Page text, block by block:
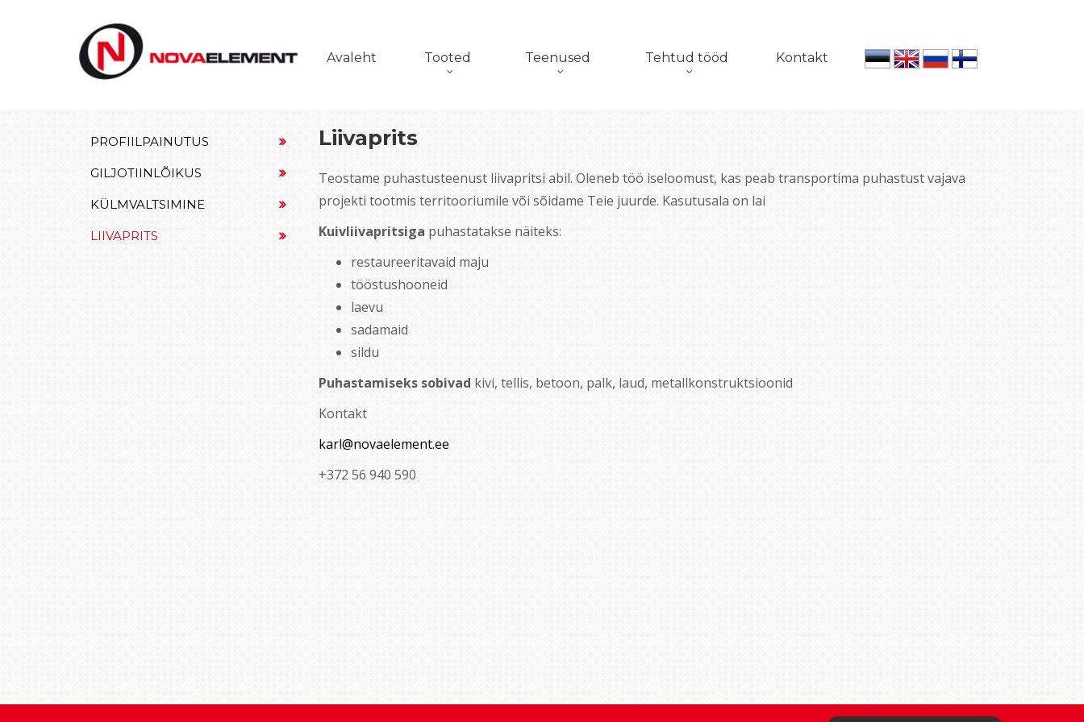
Avaleht Tooted Teenused Tehtud tööd Kontakt
Liivaprits
Teostame puhastusteenust liivapritsi abil. Oleneb töö iseloomust, kas peab transportima puhastust vajava
projekti tootmis territooriumile või sõidame Teie juurde. Kasutusala on lai
Kuivliivapritsiga puhastatakse näiteks:
restaureeritavaid maju
tööstushooneid
laevu
sadamaid
sildu
Puhastamiseks sobivad kivi, tellis, betoon, palk, laud, metallkonstruktsioonid
Kontakt
karl@novaelement.ee
+372 56 940 590
PROFIILPAINUTUS
GILJOTIINLÕIKUS
KÜLMVALTSIMINE
LIIVAPRITS